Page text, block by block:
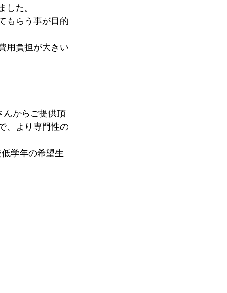
した。
もらう事が目的
用負担が大きい
んからご提供頂
、より専門性の
学年の希望生